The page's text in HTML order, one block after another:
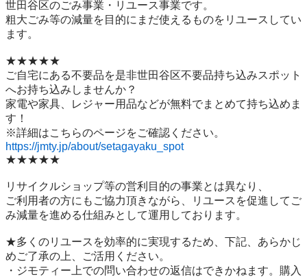
世⽥⾕区のごみ事業・リユース事業です。
粗⼤ごみ等の減量を⽬的にまだ使えるものをリユースしてい
ます。
★★★★★
ご自宅にある不要品を是非世田谷区不要品持ち込みスポット
へお持ち込みしませんか？
家電や家具、レジャー用品などが無料でまとめて持ち込めま
す！
https://jmty.jp/about/setagayaku_spot
★★★★★
リサイクルショップ等の営利目的の事業とは異なり、
ご利用者の方にもご協力頂きながら、リユースを促進してご
み減量を進める仕組みとして運用しております。
★多くのリユースを効率的に実現するため、下記、あらかじ
めご了承の上、ご活用ください。
・ジモティー上での問い合わせの返信はできかねます。購入